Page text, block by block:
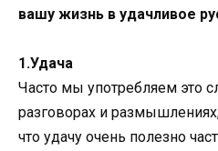
вашу жизнь в удачливое
1.Удача
Часто мы употребляем это
разговорах и
что удачу очень полезно